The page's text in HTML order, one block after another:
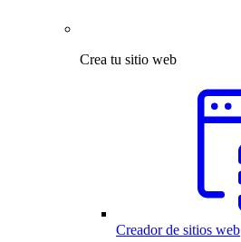
Crea tu sitio web
Creador de sitios web